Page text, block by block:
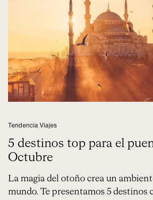
Tendencia Viajes
5 destinos top para el
Octubre
La magia del otoño crea un
mundo. Te presentamos 5 destinos